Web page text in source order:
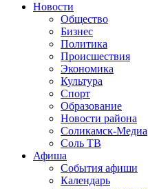
Новости
Общество
Бизнес
Политика
Происшествия
Экономика
Культура
Спорт
Образование
Новости района
Соликамск-Медиа
Соль ТВ
Афиша
События афиши
Календарь